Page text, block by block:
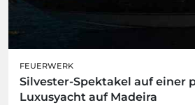
FEUERWERK
Silvester-Spektakel auf einer
Luxusyacht auf Madeira